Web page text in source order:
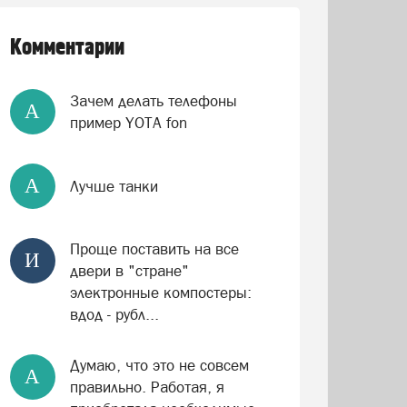
Комментарии
А
Зачем делать телефоны
пример YOTA fon
А Лучше танки
И
Проще поставить на все
двери в "стране"
электронные компостеры:
вдод - рубл...
А
Думаю, что это не совсем
правильно. Работая, я